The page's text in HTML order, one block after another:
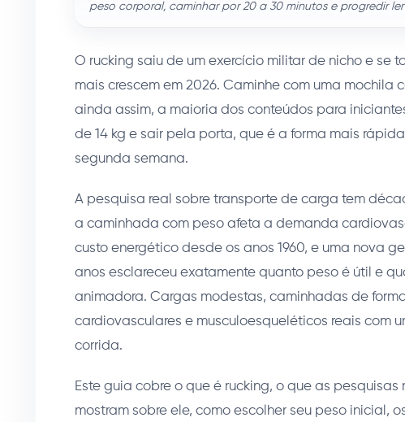
peso corporal, caminhar por 20 a 30 minutos e progredir
O rucking saiu de um exercício militar de nicho e se
mais crescem em 2026. Caminhe com uma mochila
ainda assim, a maioria dos conteúdos para
de 14 kg e sair pela porta, que é a forma mais
segunda semana.
A pesquisa real sobre transporte de carga tem
a caminhada com peso afeta a demanda
custo energético desde os anos 1960, e uma nova
anos esclareceu exatamente quanto peso é útil e
animadora. Cargas modestas, caminhadas de
cardiovasculares e musculoesqueléticos reais com
corrida.
Este guia cobre o que é rucking, o que as
mostram sobre ele, como escolher seu peso inicial,